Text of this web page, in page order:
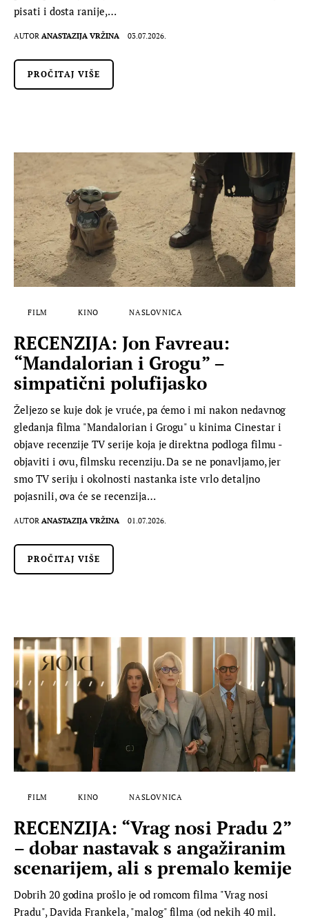
pisati i dosta ranije,…
AUTOR ANASTAZIJA VRŽINA 03.07.2026.
PROČITAJ VIŠE
FILM KINO NASLOVNICA
RECENZIJA: Jon Favreau:
“Mandalorian i Grogu” –
simpatični polufijasko
Željezo se kuje dok je vruće, pa ćemo i mi nakon nedavnog
gledanja filma "Mandalorian i Grogu" u kinima Cinestar i
objave recenzije TV serije koja je direktna podloga filmu -
objaviti i ovu, filmsku recenziju. Da se ne ponavljamo, jer
smo TV seriju i okolnosti nastanka iste vrlo detaljno
pojasnili, ova će se recenzija…
AUTOR ANASTAZIJA VRŽINA 01.07.2026.
PROČITAJ VIŠE
FILM KINO NASLOVNICA
RECENZIJA: “Vrag nosi Pradu 2”
– dobar nastavak s angažiranim
scenarijem, ali s premalo kemije
Dobrih 20 godina prošlo je od romcom filma "Vrag nosi
Pradu", Davida Frankela, "malog" filma (od nekih 40 mil.